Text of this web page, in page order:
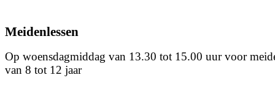
Meidenlessen
Op woensdagmiddag van 13.30 tot 15.00 uur voor
van 8 tot 12 jaar